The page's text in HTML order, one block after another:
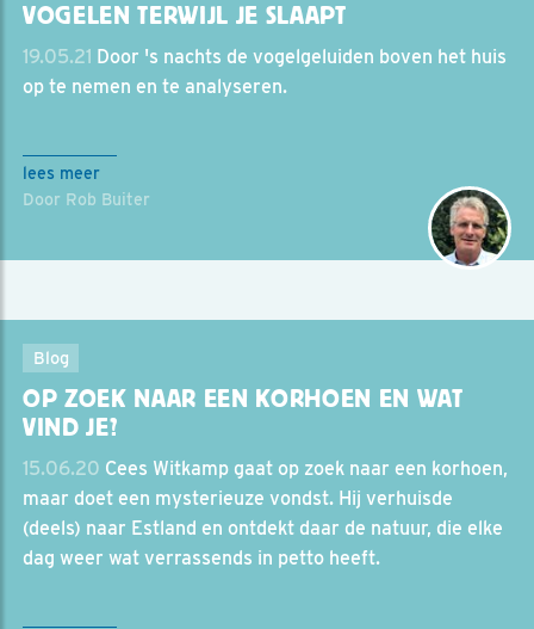
VOGELEN TERWIJL JE SLAAPT
19.05.21 Door 's nachts de vogelgeluiden boven het huis
op te nemen en te analyseren.
lees meer
Door Rob Buiter
Blog
OP ZOEK NAAR EEN KORHOEN EN WAT
VIND JE?
15.06.20 Cees Witkamp gaat op zoek naar een korhoen,
maar doet een mysterieuze vondst. Hij verhuisde
(deels) naar Estland en ontdekt daar de natuur, die elke
dag weer wat verrassends in petto heeft.